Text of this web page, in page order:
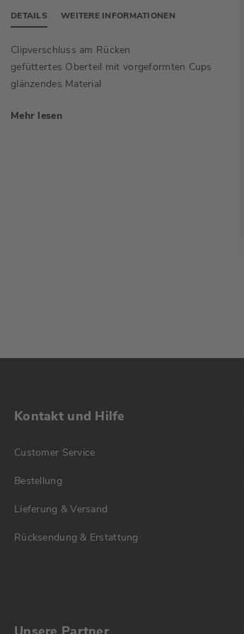
DETAILS
Clipverschluss am Rücken
gefüttertes Oberteil mit vorgeformten Cups
glänzendes Material
Mehr lesen
WEITERE INFORMATIONEN
Kontakt und Hilfe
Customer Service
Bestellung
Lieferung & Versand
Rücksendung & Erstattung